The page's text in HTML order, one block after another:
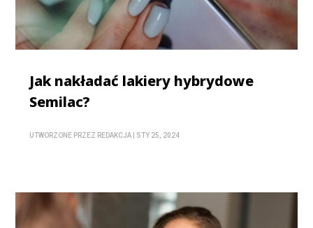
Jak nakładać lakiery hybrydowe
Semilac?
UTWORZONE PRZEZ REDAKCJA STY 25, 2024